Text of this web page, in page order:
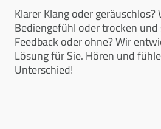
Klarer Klang oder geräuschlos?
Bediengefühl oder trocken
Feedback oder ohne? Wir
Lösung für Sie. Hören und
Unterschied!